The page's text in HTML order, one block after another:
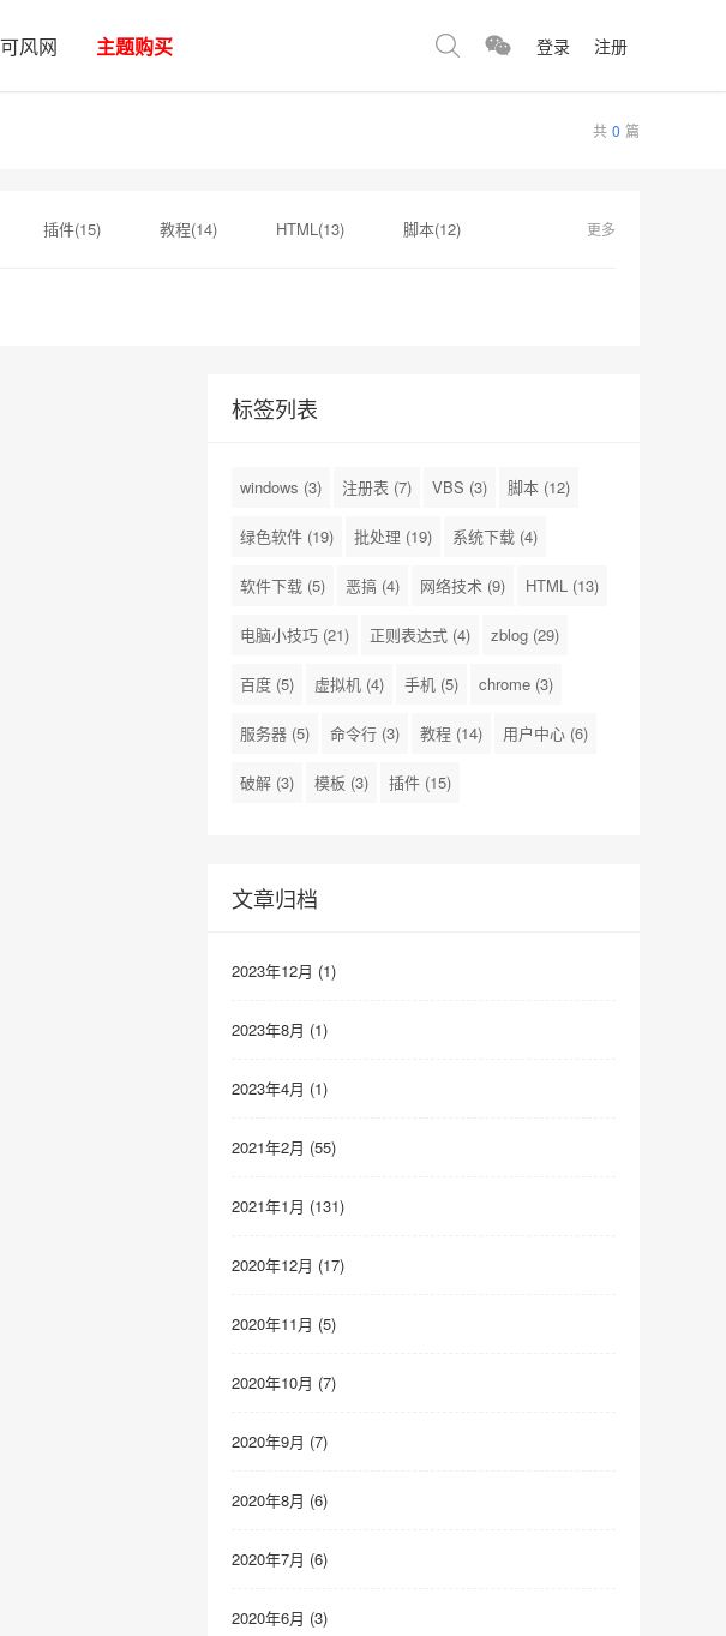
可风网 主题购买 登录 注册
共 0 篇
插件(15) 教程(14) HTML(13) 脚本(12) 更多
标签列表
windows (3) 注册表 (7) VBS (3) 脚本 (12)
绿色软件 (19) 批处理 (19) 系统下载 (4)
软件下载 (5) 恶搞 (4) 网络技术 (9) HTML (13)
电脑小技巧 (21) 正则表达式 (4) zblog (29)
百度 (5) 虚拟机 (4) 手机 (5) chrome (3)
服务器 (5) 命令行 (3) 教程 (14) 用户中心 (6)
破解 (3) 模板 (3) 插件 (15)
文章归档
2023年12月 (1)
2023年8月 (1)
2023年4月 (1)
2021年2月 (55)
2021年1月 (131)
2020年12月 (17)
2020年11月 (5)
2020年10月 (7)
2020年9月 (7)
2020年8月 (6)
2020年7月 (6)
2020年6月 (3)